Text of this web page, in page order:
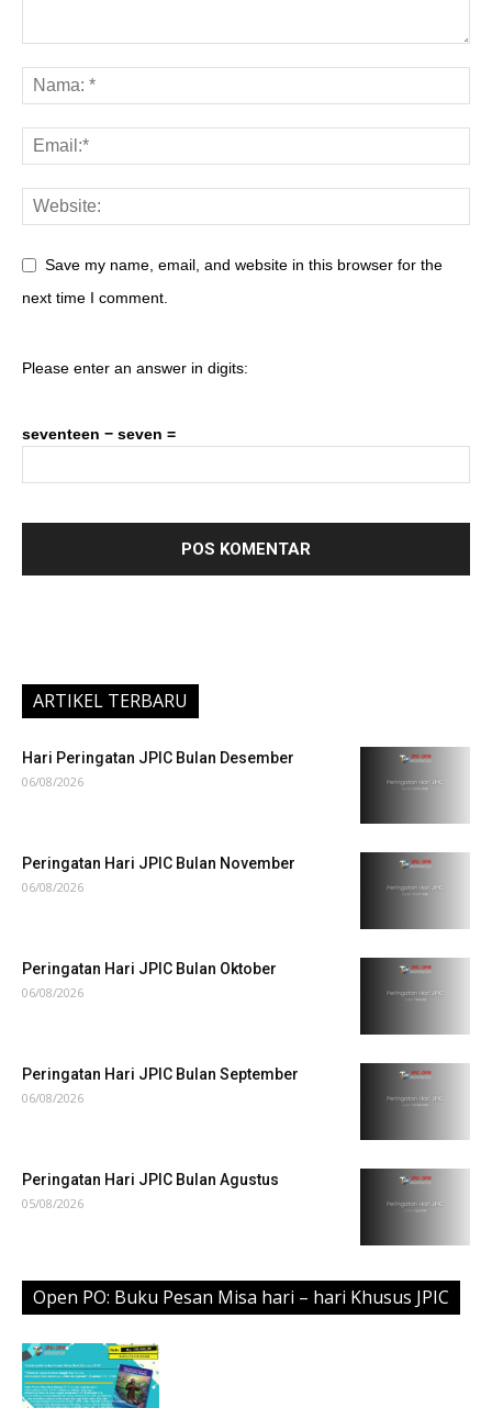
Save my name, email, and website in this browser for the
next time I comment.
Please enter an answer in digits:
seventeen − seven =
ARTIKEL TERBARU
Hari Peringatan JPIC Bulan Desember
06/08/2026
Peringatan Hari JPIC Bulan November
06/08/2026
Peringatan Hari JPIC Bulan Oktober
06/08/2026
Peringatan Hari JPIC Bulan September
06/08/2026
Peringatan Hari JPIC Bulan Agustus
05/08/2026
Open PO: Buku Pesan Misa hari – hari Khusus JPIC